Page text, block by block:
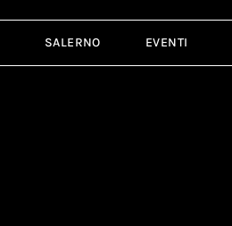
SALERNO EVENTI